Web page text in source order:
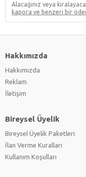
Alacağınız veya
kapora ve benzeri bir
Hakkımızda
Hakkımızda
Reklam
İletişim
Bireysel Üyelik
Bireysel Üyelik Paketleri
İlan Verme Kuralları
Kullanım Koşulları